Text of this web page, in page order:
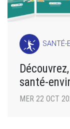
SANTÉ-
santé-
MER 22 OCT